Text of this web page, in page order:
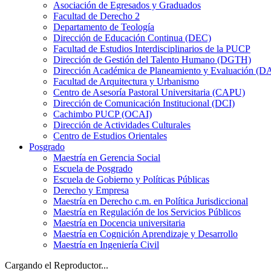
Asociación de Egresados y Graduados
Facultad de Derecho 2
Departamento de Teología
Dirección de Educación Continua (DEC)
Facultad de Estudios Interdisciplinarios de la PUCP
Dirección de Gestión del Talento Humano (DGTH)
Dirección Académica de Planeamiento y Evaluación
Facultad de Arquitectura y Urbanismo
Centro de Asesoría Pastoral Universitaria (CAPU)
Dirección de Comunicación Institucional (DCI)
Cachimbo PUCP (OCAI)
Dirección de Actividades Culturales
Centro de Estudios Orientales
Posgrado
Maestría en Gerencia Social
Escuela de Posgrado
Escuela de Gobierno y Políticas Públicas
Derecho y Empresa
Maestría en Derecho c.m. en Política Jurisdiccional
Maestría en Regulación de los Servicios Públicos
Maestría en Docencia universitaria
Maestría en Cognición Aprendizaje y Desarrollo
Maestría en Ingeniería Civil
Cargando el Reproductor...